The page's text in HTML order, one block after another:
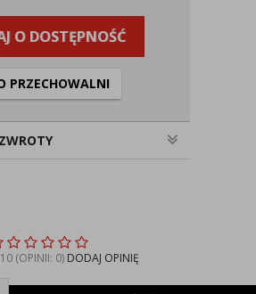
O DOSTĘPNOŚĆ
PRZECHOWALNI
(OPINII: 0) DODAJ OPINIĘ